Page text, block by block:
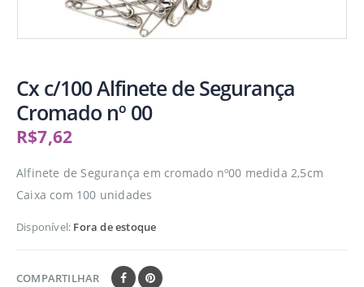
Cx c/100 Alfinete de Segurança
Cromado nº 00
R$7,62
Alfinete de Segurança em cromado nº00 medida 2,5cm
Caixa com 100 unidades
Disponível: Fora de estoque
COMPARTILHAR